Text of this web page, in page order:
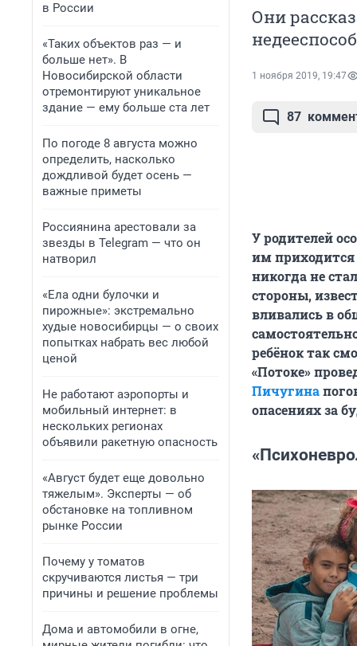
в России
«Таких объектов раз — и
больше нет». В
Новосибирской области
отремонтируют уникальное
здание — ему больше ста лет
По погоде 8 августа можно
определить, насколько
дождливой будет осень —
важные приметы
Россиянина арестовали за
звезды в Telegram — что он
натворил
«Ела одни булочки и
пирожные»: экстремально
худые новосибирцы — о своих
попытках набрать вес любой
ценой
Не работают аэропорты и
мобильный интернет: в
нескольких регионах
объявили ракетную опасность
«Август будет еще довольно
тяжелым». Эксперты — об
обстановке на топливном
рынке России
Почему у томатов
скручиваются листья — три
причины и решение проблемы
Дома и автомобили в огне,
Они
1 ноября 2019, 19:47
87
У родителей
им
никогда не
стороны,
вливались в
ребёнок так
«Потоке»
Пичугина
опасениях за